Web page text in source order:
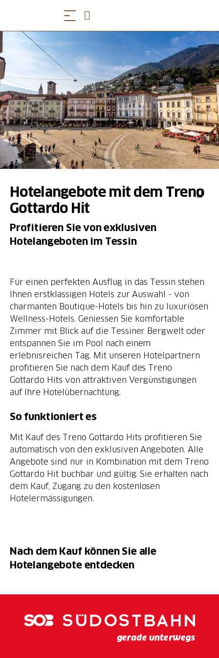
Hotelangebote mit dem Treno
Gottardo Hit
Profitieren Sie von exklusiven
Hotelangeboten im Tessin
Für einen perfekten Ausflug in das Tessin stehen
Ihnen erstklassigen Hotels zur Auswahl - von
charmanten Boutique-Hotels bis hin zu luxuriösen
Wellness-Hotels. Geniessen Sie komfortable
Zimmer mit Blick auf die Tessiner Bergwelt oder
entspannen Sie im Pool nach einem
erlebnisreichen Tag. Mit unseren Hotelpartnern
profitieren Sie nach dem Kauf des Treno
Gottardo Hits von attraktiven Vergünstigungen
So funktioniert es
Mit Kauf des Treno Gottardo Hits profitieren Sie
automatisch von den exklusiven Angeboten. Alle
Angebote sind nur in Kombination mit dem Treno
Gottardo Hit buchbar und gültig. Sie erhalten nach
dem Kauf, Zugang zu den kostenlosen
Hotelermässigungen.
Nach dem Kauf können Sie alle
Hotelangebote entdecken